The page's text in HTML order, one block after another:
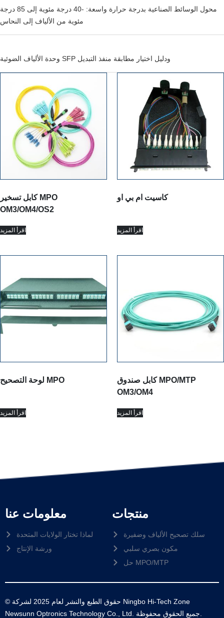
محول الوسائط الصناعية بدرجة حرارة واسعة: -40 درجة مئوية إلى 85 درجة
مئوية من الألياف إلى النحاس
وحدة الألياف الضوئية SFP ودليل اختيار مطابقة منفذ التبديل
كابل تسخير MPO
OM3/OM4/OS2
اقرأ المزيد
كاسيت ام بي او
اقرأ المزيد
لوحة التصحيح MPO
اقرأ المزيد
كابل صندوق MPO/MTP
OM3/OM4
اقرأ المزيد
معلومات عنا
لماذا تختار الولايات المتحدة
ورشة الإنتاج
منتجات
سلك تصحيح الألياف وضفيرة
مكون بصري سلبي
حل MPO/MTP
© حقوق الطبع والنشر لعام 2025 لشركة Ningbo Hi-Tech Zone